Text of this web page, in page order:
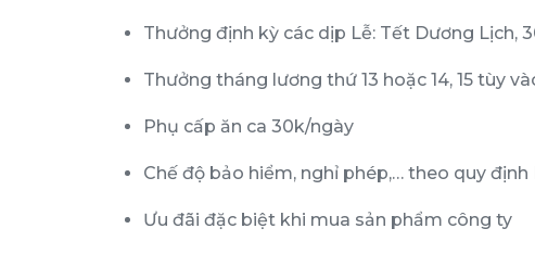
Thưởng định kỳ các dịp Lễ: Tết Dương Lịch,
Thưởng tháng lương thứ 13 hoặc 14, 15 tùy
Phụ cấp ăn ca 30k/ngày
Chế độ bảo hiểm, nghỉ phép,… theo quy
Ưu đãi đặc biệt khi mua sản phẩm công ty